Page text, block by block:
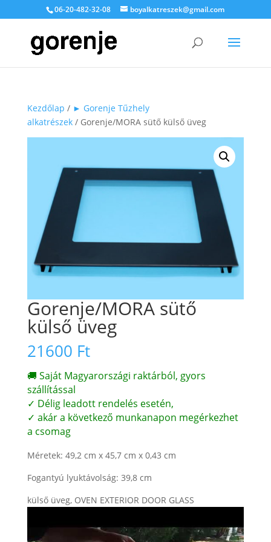
06-20-482-32-08 boyalkatreszek@gmail.com
Kezdőlap / ► Gorenje Tűzhely
alkatrészek/ Gorenje/MORA sütő külső üveg
Gorenje/MORA sütő
külső üveg
21600 Ft
🚚 Saját Magyarországi raktárból, gyors
szállítással
✓ Délig leadott rendelés esetén,
✓ akár a következő munkanapon megérkezhet
a csomag
Méretek: 49,2 cm x 45,7 cm x 0,43 cm
Fogantyú lyuktávolság: 39,8 cm
külső üveg, OVEN EXTERIOR DOOR GLASS